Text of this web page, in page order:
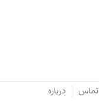
تماس درباره